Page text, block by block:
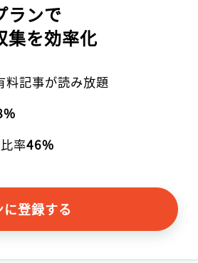
ランで
集を効率化
記事が読み放題
率46%
登録する